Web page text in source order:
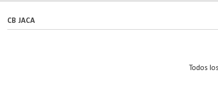
CB JACA
Todos